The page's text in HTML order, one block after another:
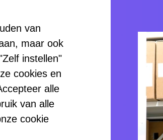
van
maar ook
instellen"
cookies en
alle
van alle
cookie